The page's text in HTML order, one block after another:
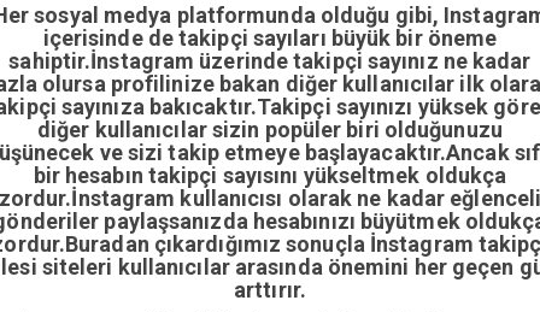
sosyal medya platformunda olduğu gibi,
içerisinde de takipçi sayıları büyük bir öneme
sahiptir.İnstagram üzerinde takipçi sayınız ne kadar
olursa profilinize bakan diğer kullanıcılar ilk
sayınıza bakıcaktır.Takipçi sayınızı yüksek
diğer kullanıcılar sizin popüler biri olduğunuzu
ve sizi takip etmeye başlayacaktır.Ancak
bir hesabın takipçi sayısını yükseltmek oldukça
kullanıcısı olarak ne kadar
paylaşsanızda hesabınızı büyütmek
çıkardığımız sonuçla İnstagram
siteleri kullanıcılar arasında önemini her geçen
arttırır.